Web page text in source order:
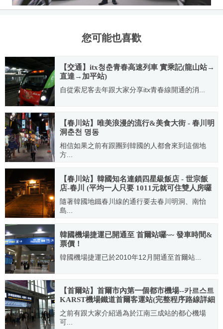
您可能也喜歡
【交通】itx청춘青春高速列車 實乘記(龍山站→
直達→加平站)
自從索尼客去年跟大家分享itx青春線開通的消...
2013.06.13
【春川站】唯美浪漫的流行&美食大街 - 春川明
洞춘천 명동
相信如果之前有跟團到韓國的人都會來到這個地
方...
2011.06.03
【春川站】韓國知名連鎖四星級飯店 - 世宗飯
店-春川 (平均一人只要 1011元就可住雙人房囉
~)
隨著韓國地鐵春川線的通行要去春川明洞、南怡
島...
2011.10.11
韓國機場捷運已開通至 首爾站囉~~ 發車時間&
票價！
韓國機場捷運已於2010年12月開通至首爾站...
2011.02.07
【首爾站】首爾市內第一個都市機場--카르스트
KARST機場鐵道首爾客運站(完整程序路線詳細
介紹)
之前有跟大家介紹過為於江南三成站的都心機場
可...